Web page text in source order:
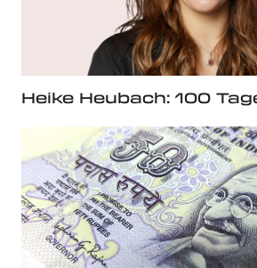
Heike Heubach: 100